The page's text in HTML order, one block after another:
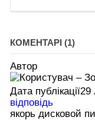
КОМЕНТАРІ (1)
Автор
Дата публікації29
відповідь
якорь дисковой